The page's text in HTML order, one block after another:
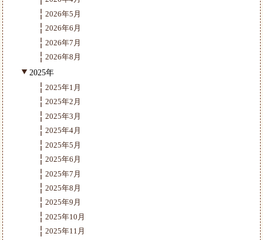
2026年5月
2026年6月
2026年7月
2026年8月
2025年
2025年1月
2025年2月
2025年3月
2025年4月
2025年5月
2025年6月
2025年7月
2025年8月
2025年9月
2025年10月
2025年11月